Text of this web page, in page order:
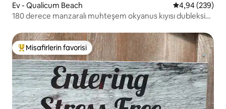
Ev - Qualicum Beach 5 üzerinden
4,94 (239)
180 derece manzaralı muhteşem okyanus kıyısı dubleksi
Misafirlerin favorilerinden en beğenilenler arasında
Misafirlerin favorisi